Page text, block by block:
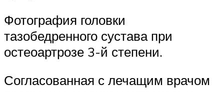
Фотография головки
тазобедренного сустава при
остеоартрозе 3-й степени.
Согласованная с лечащим врачом